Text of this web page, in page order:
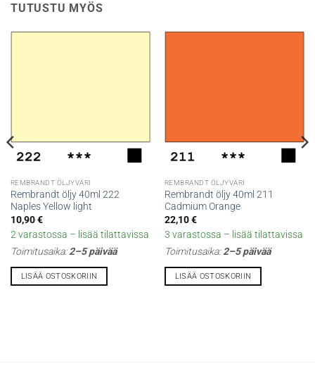
TUTUSTU MYÖS
REMBRANDT ÖLJYVÄRI
Rembrandt öljy 40ml 222
Naples Yellow light
10,90€
2 varastossa – lisää tilattavissa
Toimitusaika:2–5 päivää
LISÄÄ OSTOSKORIIN
REMBRANDT ÖLJYVÄRI
Rembrandt öljy 40ml 211
Cadmium Orange
22,10€
3 varastossa – lisää tilattavissa
Toimitusaika:2–5 päivää
LISÄÄ OSTOSKORIIN